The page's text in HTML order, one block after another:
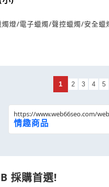
燈/電子蠟燭/聲控蠟燭/安全蠟
1 2 3 4 5
https://www.web66seo.com/
情趣商品
採購首選!